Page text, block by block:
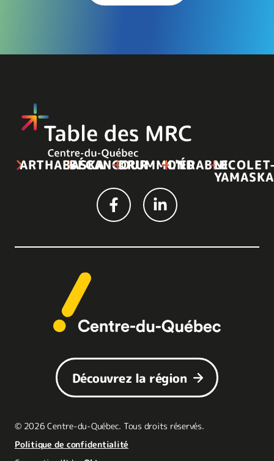
ARTHABASKABÉCANCOURDRUMMONDL'ÉRABLE
YAMASKA
Découvrez la région
© 2026 Centre-du-Québec. Tous droits réservés.
Politique de confidentialité